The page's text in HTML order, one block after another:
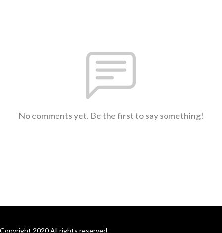
No comments yet. Be the first to say something!
Copyright 2020 All rights reserved.